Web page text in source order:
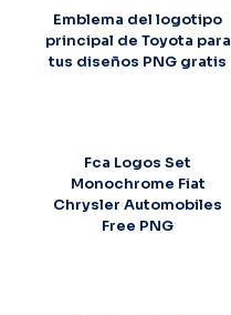
Emblema del logotipo
principal de Toyota para
tus diseños PNG gratis
Fca Logos Set
Monochrome Fiat
Chrysler Automobiles
Free PNG